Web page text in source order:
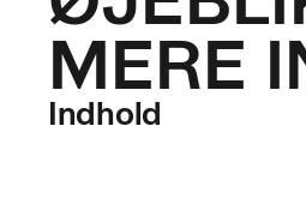
MERE
Indhold